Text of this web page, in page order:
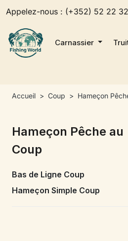
Appelez-nous : (+352) 52 22 32
Carnassier
Accueil Coup Hameçon
Hameçon Pêche au
Coup
Bas de Ligne Coup
Hameçon Simple Coup